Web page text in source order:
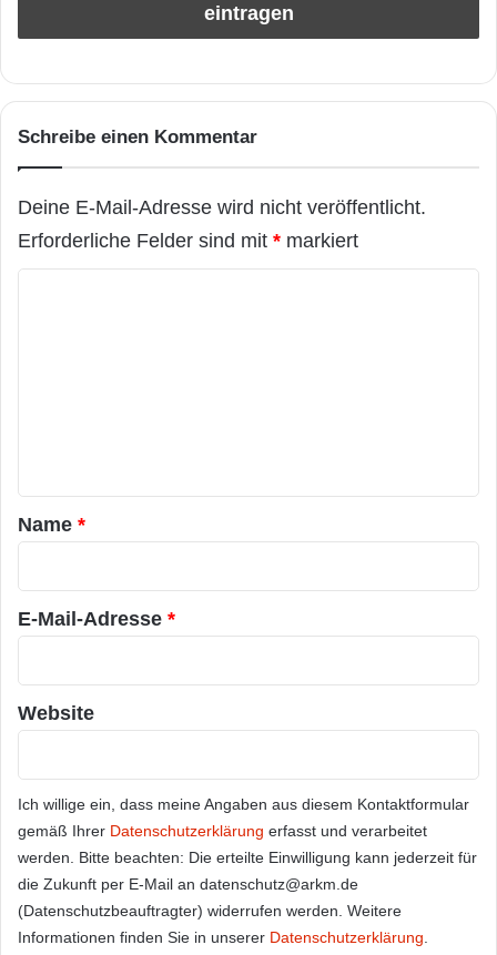
Schreibe einen Kommentar
Deine E-Mail-Adresse wird nicht veröffentlicht.
Erforderliche Felder sind mit * markiert
a
r
*
Name *
E-Mail-Adresse *
Website
Ich willige ein, dass meine Angaben aus diesem Kontaktformular
gemäß Ihrer Datenschutzerklärung erfasst und verarbeitet
werden. Bitte beachten: Die erteilte Einwilligung kann jederzeit für
die Zukunft per E-Mail an datenschutz@arkm.de
(Datenschutzbeauftragter) widerrufen werden. Weitere
Informationen finden Sie in unserer Datenschutzerklärung